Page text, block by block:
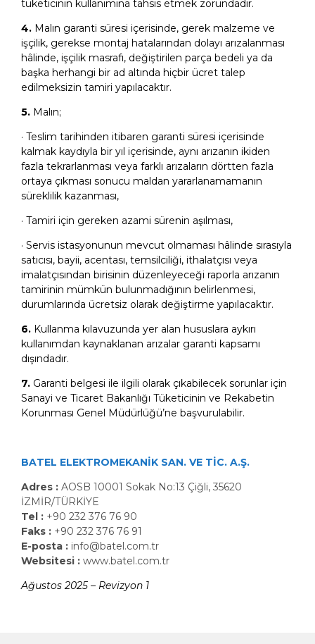
tüketicinin kullanımına tahsis etmek zorundadır.
4. Malın garanti süresi içerisinde, gerek malzeme ve
işçilik, gerekse montaj hatalarından dolayı arızalanması
hâlinde, işçilik masrafı, değiştirilen parça bedeli ya da
başka herhangi bir ad altında hiçbir ücret talep
edilmeksizin tamiri yapılacaktır.
5. Malın;
· Teslim tarihinden itibaren garanti süresi içerisinde
kalmak kaydıyla bir yıl içerisinde, aynı arızanın ikiden
fazla tekrarlanması veya farklı arızaların dörtten fazla
ortaya çıkması sonucu maldan yararlanamamanın
süreklilik kazanması,
· Tamiri için gereken azami sürenin aşılması,
· Servis istasyonunun mevcut olmaması hâlinde sırasıyla
satıcısı, bayii, acentası, temsilciliği, ithalatçısı veya
imalatçısından birisinin düzenleyeceği raporla arızanın
tamirinin mümkün bulunmadığının belirlenmesi,
durumlarında ücretsiz olarak değiştirme yapılacaktır.
6. Kullanma kılavuzunda yer alan hususlara aykırı
kullanımdan kaynaklanan arızalar garanti kapsamı
dışındadır.
7. Garanti belgesi ile ilgili olarak çıkabilecek sorunlar için
Sanayi ve Ticaret Bakanlığı Tüketicinin ve Rekabetin
Korunması Genel Müdürlüğü’ne başvurulabilir.
BATEL ELEKTROMEKANİK SAN. VE TİC. A.Ş.
Adres : AOSB 10001 Sokak No:13 Çiğli, 35620
İZMİR/TÜRKİYE
Tel : +90 232 376 76 90
Faks : +90 232 376 76 91
E-posta : info@batel.com.tr
Websitesi : www.batel.com.tr
Ağustos 2025 – Revizyon 1